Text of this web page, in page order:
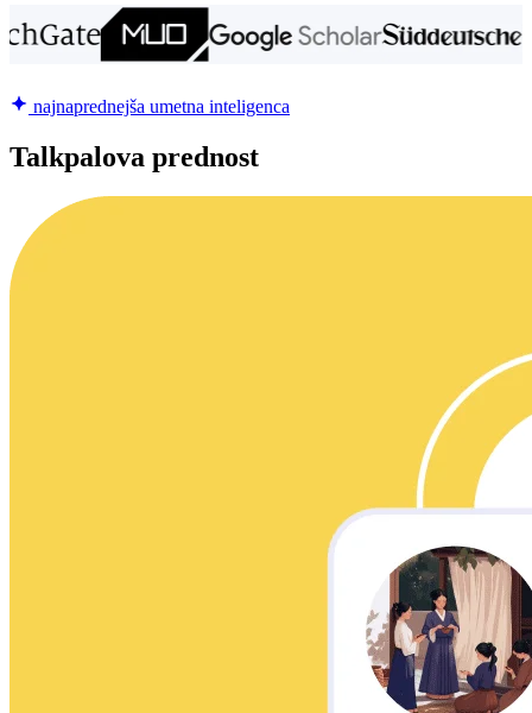
najnaprednejša umetna inteligenca
Talkpalova prednost